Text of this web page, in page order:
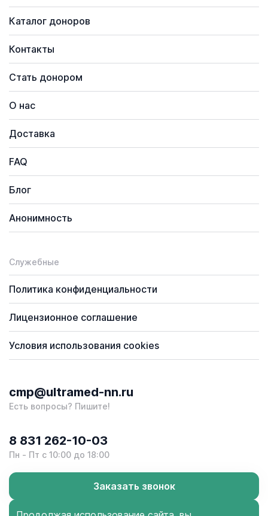
Каталог доноров
Контакты
Стать донором
О нас
Доставка
FAQ
Блог
Анонимность
Служебные
Политика конфиденциальности
Лицензионное соглашение
Условия использования cookies
cmp@ultramed-nn.ru
Есть вопросы? Пишите!
8 831 262-10-03
Пн - Пт с 10:00 до 18:00
Заказать звонок